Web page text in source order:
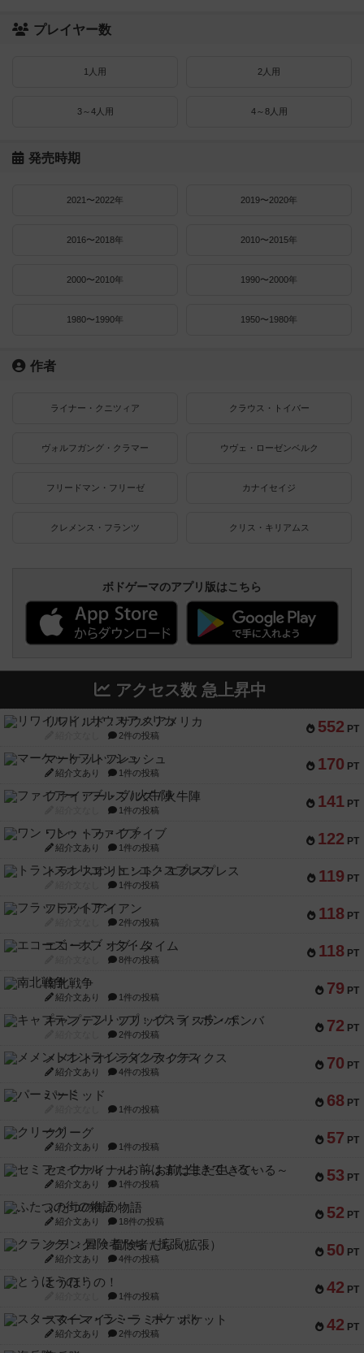
プレイヤー数
1人用 2人用
3～4人用 4～8人用
発売時期
2021〜2022年 2019〜2020年
2016〜2018年 2010〜2015年
2000〜2010年 1990〜2000年
1980〜1990年 1950〜1980年
作者
ライナー・クニツィア クラウス・トイバー
ヴォルフガング・クラマー ウヴェ・ローゼンベルク
フリードマン・フリーゼ カナイセイジ
クレメンス・フランツ クリス・キリアムス
ボドゲーマのアプリ版はこちら
アクセス数 急上昇中
552 PT
リワイルド：サウスアメリカ
2件の投稿
170 PT
マーケットフレッシュ
紹介文あり 1件の投稿
141 PT
ファイアー・ブルズ / 火牛陣
1件の投稿
122 PT
ワン・トゥ・ファイブ
紹介文あり 1件の投稿
119 PT
トランスオリエント・エクスプレス
1件の投稿
118 PT
フラットアイアン
2件の投稿
118 PT
エコーズ・オブ・タイム
8件の投稿
79 PT
南北戦争
紹介文あり 1件の投稿
72 PT
キャプテン・フリップ：イスラ・ボンバ
2件の投稿
70 PT
メメントオンラインタクティクス
紹介文あり 4件の投稿
68 PT
パーミッド
1件の投稿
57 PT
クリーグ
紹介文あり 1件の投稿
53 PT
セミファイナル ～お前はまだ生きている～
紹介文あり 1件の投稿
52 PT
ふたつの街の物語
紹介文あり 18件の投稿
50 PT
クランク! ：冒険者たち（拡張）
紹介文あり 4件の投稿
42 PT
とうほうの！
1件の投稿
42 PT
スターマイン・ラミー ポケット
紹介文あり 2件の投稿